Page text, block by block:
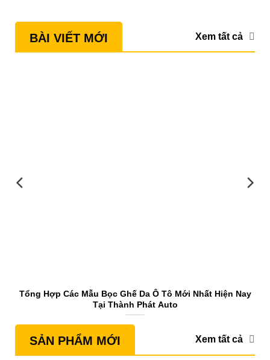
BÀI VIẾT MỚI Xem tất cả
Tổng Hợp Các Mẫu Bọc Ghế Da Ô Tô Mới Nhất Hiện Nay
Tại Thành Phát Auto
SẢN PHẨM MỚI Xem tất cả